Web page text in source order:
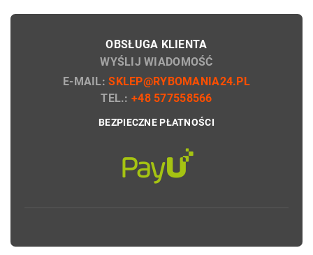
OBSŁUGA KLIENTA
WYŚLIJ WIADOMOŚĆ
E-MAIL:SKLEP@RYBOMANIA24.PL
TEL.:+48 577558566
BEZPIECZNE PŁATNOŚCI